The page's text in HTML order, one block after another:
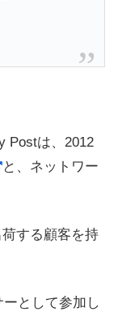
Postは、2012
と、ネットワー
する顧客を持
として参加し